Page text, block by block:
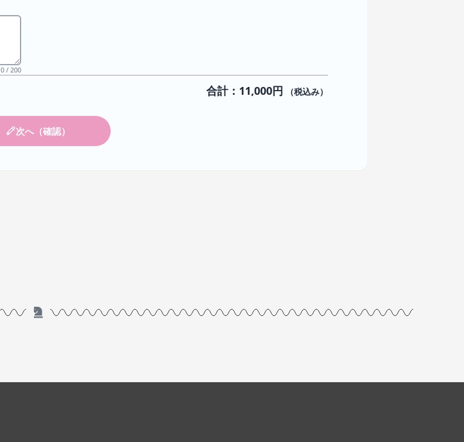
0 / 200
合計：11,000円 （税込み）
次へ（確認）